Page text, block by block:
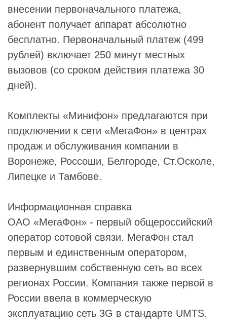
внесении первоначального платежа,
абонент получает аппарат абсолютно
бесплатно. Первоначальный платеж (499
рублей) включает 250 минут местных
вызовов (со сроком действия платежа 30
дней).
Комплекты «Минифон» предлагаются при
подключении к сети «МегаФон» в центрах
продаж и обслуживания компании в
Воронеже, Россоши, Белгороде, Ст.Осколе,
Липецке и Тамбове.
Информационная справка
ОАО «МегаФон» - первый общероссийский
оператор сотовой связи. МегаФон стал
первым и единственным оператором,
развернувшим собственную сеть во всех
регионах России. Компания также первой в
России ввела в коммерческую
эксплуатацию сеть 3G в стандарте UMTS.